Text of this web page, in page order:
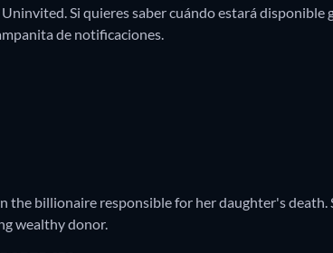
Si quieres saber cuándo estará disponible
de notificaciones.
the billionaire responsible for her daughter's death.
wealthy donor.